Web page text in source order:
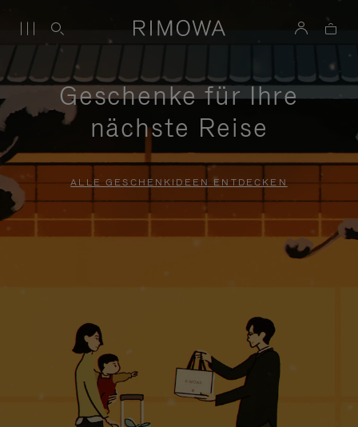
Geschenke für Ihre
nächste Reise
ALLE GESCHENKIDEEN ENTDECKEN